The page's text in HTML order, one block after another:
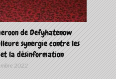
de Defyhatenow
synergie contre les
la désinformation
2022